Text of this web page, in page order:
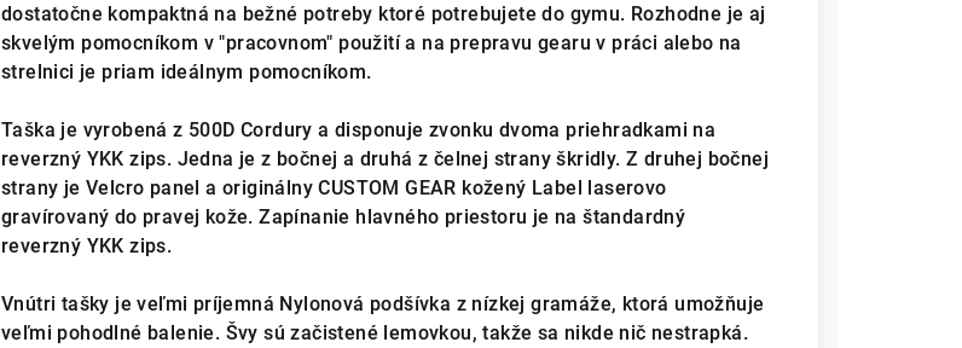
dostatočne kompaktná na bežné potreby ktoré potrebujete do gymu. Rozhodne je aj
skvelým pomocníkom v "pracovnom" použití a na prepravu gearu v práci alebo na
strelnici je priam ideálnym pomocníkom.
Taška je vyrobená z 500D Cordury a disponuje zvonku dvoma priehradkami na
reverzný YKK zips. Jedna je z bočnej a druhá z čelnej strany škridly. Z druhej bočnej
strany je Velcro panel a originálny CUSTOM GEAR kožený Label laserovo
gravírovaný do pravej kože. Zapínanie hlavného priestoru je na štandardný
reverzný YKK zips.
Vnútri tašky je veľmi príjemná Nylonová podšívka z nízkej gramáže, ktorá umožňuje
veľmi pohodlné balenie. Švy sú začistené lemovkou, takže sa nikde nič nestrapká.